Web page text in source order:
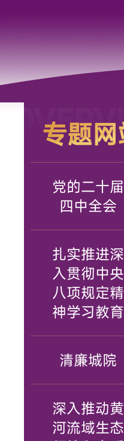
专题
党的二十届
四中全会
扎实推进深
入贯彻中央
八项规定精
神学习教育
清廉城院
深入推动黄
河流域生态